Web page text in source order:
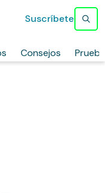
Consejos
Suscríbete